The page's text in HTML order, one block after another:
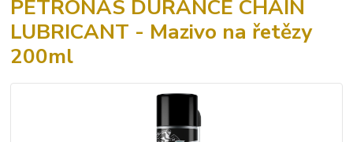
PETRONAS DURANCE CHAIN ​​
LUBRICANT - Mazivo na řetězy
200ml